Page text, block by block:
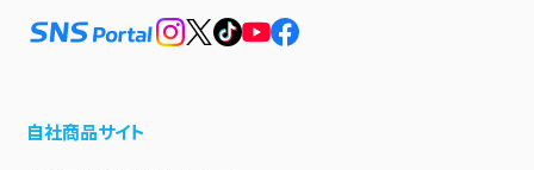
自社商品サイト